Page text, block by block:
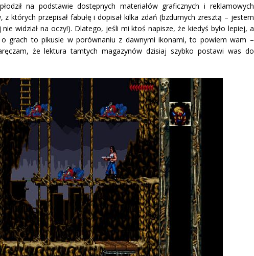
na podstawie dostępnych materiałów graficznych i reklamowych
których przepisał fabułę i dopisał kilka zdań (bzdurnych zresztą – jestem
widział na oczy!). Dlatego, jeśli mi ktoś napisze, że kiedyś było lepiej, a
o grach to pikusie w porównaniu z dawnymi ikonami, to powiem wam –
że lektura tamtych magazynów dzisiaj szybko postawi was do